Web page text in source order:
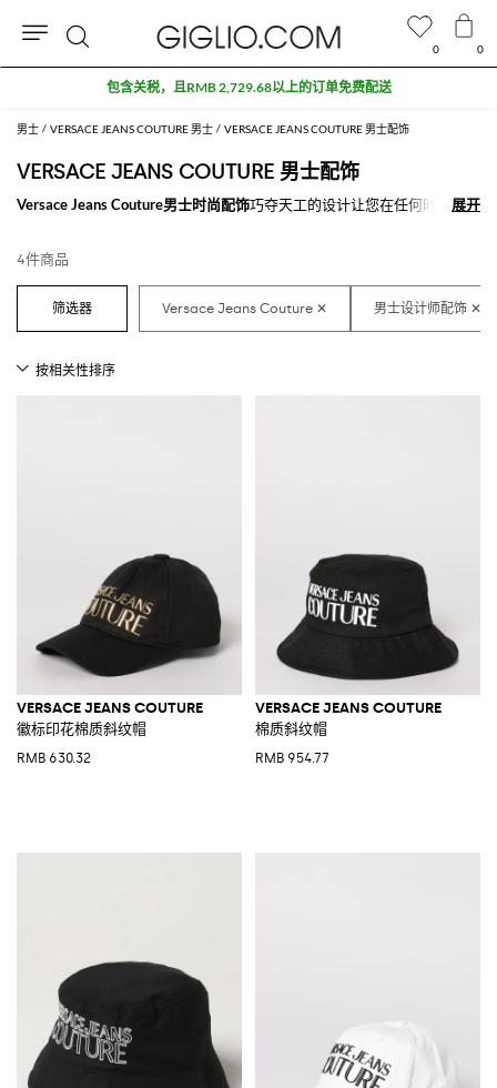
男士 VERSACE JEANS COUTURE 男士 VERSACE JEANS COUTURE 男士配饰
VERSACE JEANS COUTURE 男士配饰
Versace Jeans Couture男士时尚配饰巧夺天工的设计让您在任何时刻都看
展开
展开
4件商品
VERSACE JEANS COUTURE
徽标印花棉质斜纹帽
RMB 630.32
VERSACE JEANS COUTURE
棉质斜纹帽
RMB 954.77
0 0
包含关税，且RMB 2,729.68以上的订单免费配送